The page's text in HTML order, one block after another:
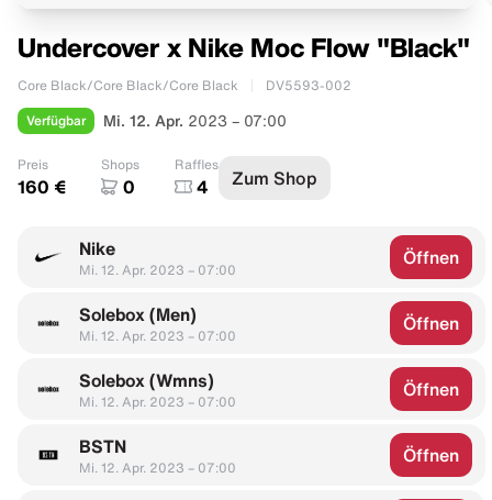
Undercover x Nike Moc Flow "Black"
Core Black/Core Black/Core Black DV5593-002
Verfügbar Mi. 12. Apr. 2023 – 07:00
Preis
160 €
Shops
0
Raffles
4 Zum Shop
Nike
Mi. 12. Apr. 2023 – 07:00
Öffnen
Solebox (Men)
Mi. 12. Apr. 2023 – 07:00
Öffnen
Solebox (Wmns)
Mi. 12. Apr. 2023 – 07:00
Öffnen
BSTN
Mi. 12. Apr. 2023 – 07:00
Öffnen